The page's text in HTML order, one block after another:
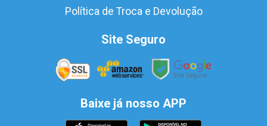
Política de Troca e Devolução
Site Seguro
Baixe já nosso APP